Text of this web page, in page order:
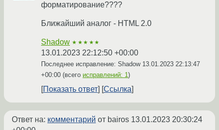
форматирование????
Ближайший аналог - HTML 2.0
Shadow ★★★★★
13.01.2023 22:12:50 +00:00
Последнее исправление: Shadow 13.01.2023 22:13:47
+00:00 (всего исправлений: 1)
Показать ответ Ссылка
Ответ на: комментарий от bairos 13.01.2023 20:30:24